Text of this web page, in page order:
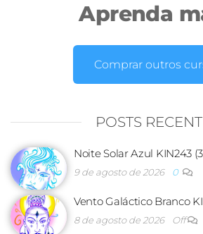
Aprenda
Comprar outros
POSTS
Noite Solar Azul KIN243
9 de agosto de 2026 0
Vento Galáctico Branco
8 de agosto de 2026 Off